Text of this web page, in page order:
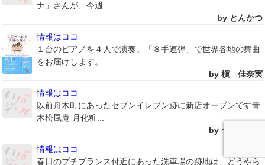
ナ」さんが、今週...
by とんかつ
情報はココ
１台のピアノを４人で演奏。「８手連弾」で世界各地の舞曲
をお届けします。...
by 槇 佳奈実
情報はココ
以前舟木町にあったセブンイレブン跡に新店オープンです青
木松風庵 月化粧...
by ヤスケムシ
情報はココ
春日のプチプランス付近にあった洗車場の跡地は、どうやら